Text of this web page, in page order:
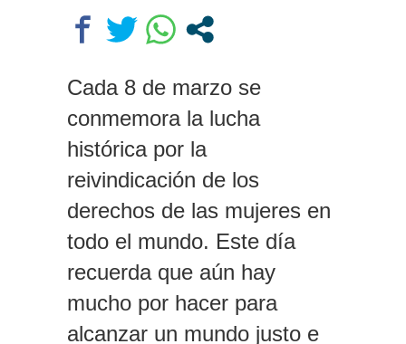
música y voy al estudio a ver si
tengo nuevas ideas»
proyecto para que las senadoras
votar de forma remota
Respuesta del massismo al
Gobierno por la Ley de Tierras:
«Dejaron que Bullrich se estrelle»
Cada 8 de marzo se
conmemora la lucha
histórica por la
reivindicación de los
derechos de las mujeres en
todo el mundo. Este día
recuerda que aún hay
mucho por hacer para
alcanzar un mundo justo e